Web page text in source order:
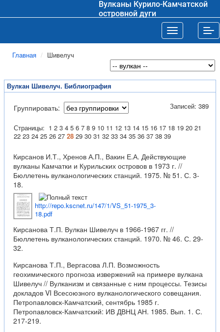
Вулканы Курило-Камчатской
островной дуги
Toggle
Главная Шивелуч
Вулкан Шивелуч. Библиография
Группировать: Записей: 389
Страницы: 1 2 3 4 5 6 7 8 9 10 11 12 13 14 15 16 17 18 19 20 21
22 23 24 25 26 27 28 29 30 31 32 33 34 35 36 37 38 39
Кирсанов И.Т., Хренов А.П., Вакин Е.А. Действующие
вулканы Камчатки и Курильских островов в 1973 г. //
Бюллетень вулканологических станций. 1975. № 51. С. 3-
18.
http://repo.kscnet.ru/147/1/VS_51-1975_3-
18.pdf
Кирсанова Т.П. Вулкан Шивелуч в 1966-1967 гг. //
Бюллетень вулканологических станций. 1970. № 46. С. 29-
32.
Кирсанова Т.П., Вергасова Л.П. Возможность
геохимического прогноза извержений на примере вулкана
Шивелуч // Вулканизм и связанные с ним процессы. Тезисы
докладов VI Всесоюзного вулканологического совещания.
Петропавловск-Камчатский, сентябрь 1985 г.
Петропавловск-Камчатский: ИВ ДВНЦ АН. 1985. Вып. 1. С.
217-219.